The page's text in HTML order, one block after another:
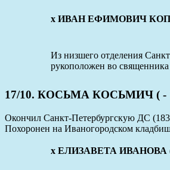
x ИВАН ЕФИМОВИЧ
Из низшего отделения
рукоположен во
17/10. КОСЬМА КОСЬМИЧ ( -
Окончил Санкт-Петербургскую ДС
Похоронен на Иваногородском
x ЕЛИЗАВЕТА ИВАНОВА